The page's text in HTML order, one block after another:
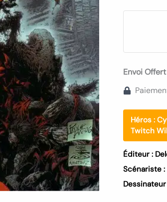
Envoi
Héros :
Twitch
Éditeur :
Scénariste :
Dessinateur